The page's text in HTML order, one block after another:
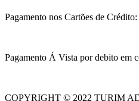
Pagamento nos Cartões de Crédito:
Pagamento Á Vista por debito em
COPYRIGHT © 2022 TURIM